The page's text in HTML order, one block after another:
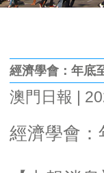
經濟學會：年底
澳門日報 |
經濟學會